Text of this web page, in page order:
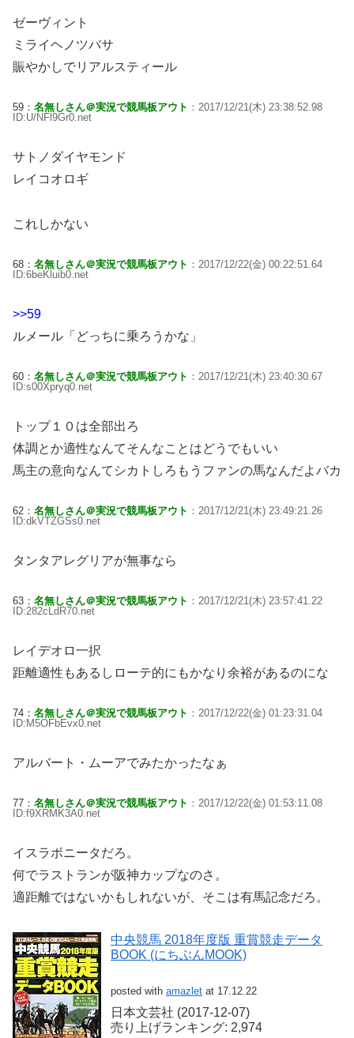
ゼーヴィント
ミライヘノツバサ
賑やかしでリアルスティール
59： 名無しさん＠実況で競馬板アウト ：2017/12/21(木) 23:38:52.98
ID:U/NFl9Gr0.net
サトノダイヤモンド
レイコオロギ
これしかない
68： 名無しさん＠実況で競馬板アウト ：2017/12/22(金) 00:22:51.64
ID:6beKluib0.net
>>59
ルメール「どっちに乗ろうかな」
60： 名無しさん＠実況で競馬板アウト ：2017/12/21(木) 23:40:30.67
ID:s00Xpryq0.net
トップ１０は全部出ろ
体調とか適性なんてそんなことはどうでもいい
馬主の意向なんてシカトしろもうファンの馬なんだよバカ
62： 名無しさん＠実況で競馬板アウト ：2017/12/21(木) 23:49:21.26
ID:dkVTZGSs0.net
タンタアレグリアが無事なら
63： 名無しさん＠実況で競馬板アウト ：2017/12/21(木) 23:57:41.22
ID:282cLdR70.net
レイデオロ一択
距離適性もあるしローテ的にもかなり余裕があるのにな
74： 名無しさん＠実況で競馬板アウト ：2017/12/22(金) 01:23:31.04
ID:M5OFbEvx0.net
アルバート・ムーアでみたかったなぁ
77： 名無しさん＠実況で競馬板アウト ：2017/12/22(金) 01:53:11.08
ID:f9XRMK3A0.net
イスラボニータだろ。
何でラストランが阪神カップなのさ。
適距離ではないかもしれないが、そこは有馬記念だろ。
中央競馬 2018年度版 重賞競走データ
BOOK (にちぶんMOOK)
posted with amazlet at 17.12.22
日本文芸社 (2017-12-07)
売り上げランキング: 2,974